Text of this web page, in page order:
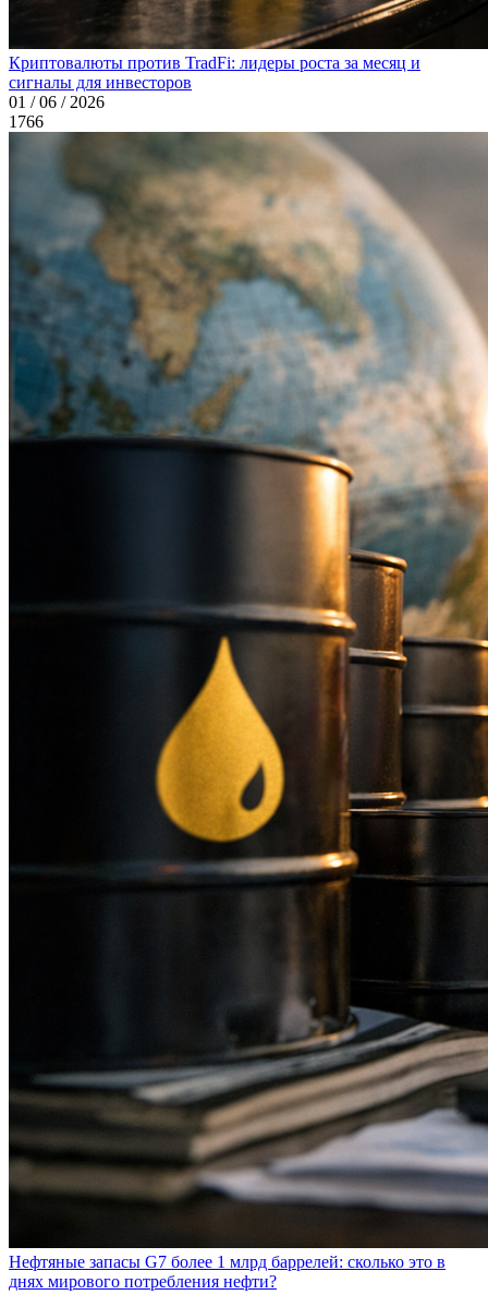
Криптовалюты против TradFi: лидеры роста за месяц и
сигналы для инвесторов
01 / 06 / 2026
1766
Нефтяные запасы G7 более 1 млрд баррелей: сколько это в
днях мирового потребления нефти?